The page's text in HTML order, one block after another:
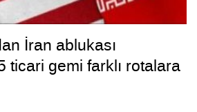
İran ablukası
ticari gemi farklı rotalara